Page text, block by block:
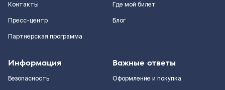
Контакты
Пресс-центр
Партнерская программа
Где мой билет
Блог
Информация
Безопасность
Важные ответы
Оформление и покупка